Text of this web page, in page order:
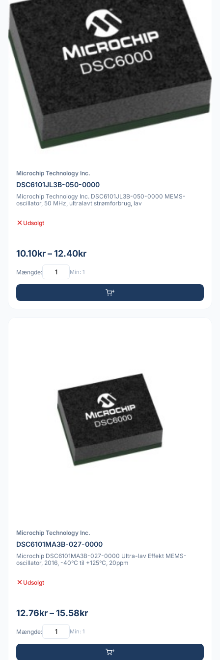
Microchip Technology Inc.
DSC6101JL3B-050-0000
Microchip Technology Inc. DSC6101JL3B-050-0000 MEMS-
oscillator, 50 MHz, ultralavt strømforbrug, lav
Udsolgt
10.10kr – 12.40kr
Mængde: Min: 1
Microchip Technology Inc.
DSC6101MA3B-027-0000
Microchip DSC6101MA3B-027-0000 Ultra-lav Effekt MEMS-
oscillator, 2016, -40°C til +125°C, 20ppm
Udsolgt
12.76kr – 15.58kr
Mængde: Min: 1